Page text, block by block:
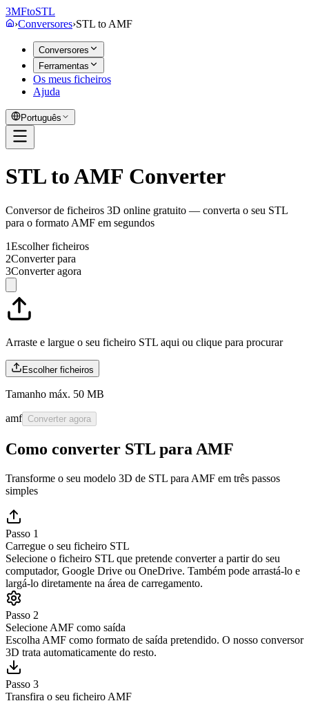
3MFtoSTL
›Conversores›STL to AMF
Conversores
Ferramentas
Os meus ficheiros
Ajuda
Português
STL to AMF Converter
Conversor de ficheiros 3D online gratuito — converta o seu STL
para o formato AMF em segundos
1Escolher ficheiros
2Converter para
3Converter agora
Arraste e largue o seu ficheiro STL aqui ou clique para procurar
Escolher ficheiros
Tamanho máx. 50 MB
amf Converter agora
Como converter STL para AMF
Transforme o seu modelo 3D de STL para AMF em três passos
simples
Passo 1
Carregue o seu ficheiro STL
Selecione o ficheiro STL que pretende converter a partir do seu
computador, Google Drive ou OneDrive. Também pode arrastá-lo e
largá-lo diretamente na área de carregamento.
Passo 2
Selecione AMF como saída
Escolha AMF como formato de saída pretendido. O nosso conversor
3D trata automaticamente do resto.
Passo 3
Transfira o seu ficheiro AMF